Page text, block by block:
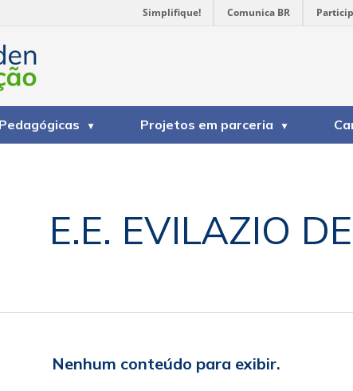
Simplifique! Comunica BR
Projetos em parceria
E.E. EVILAZIO
Nenhum conteúdo para exibir.